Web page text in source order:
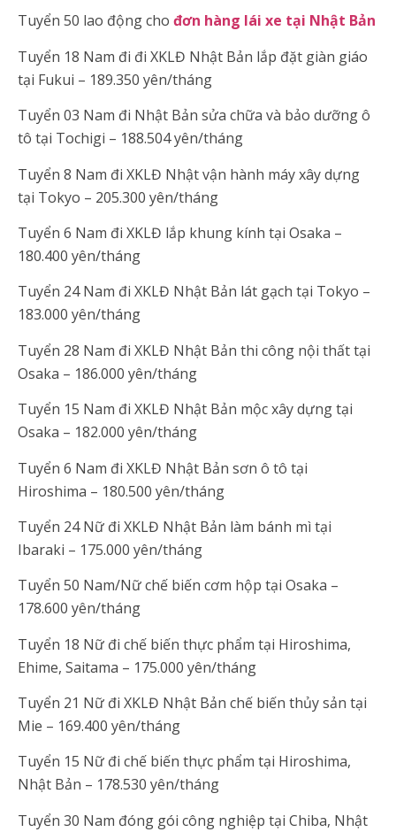
Tuyển 50 lao động cho đơn hàng lái xe tại Nhật Bản
Tuyển 18 Nam đi đi XKLĐ Nhật Bản lắp đặt giàn giáo
tại Fukui – 189.350 yên/tháng
Tuyển 03 Nam đi Nhật Bản sửa chữa và bảo dưỡng ô
tô tại Tochigi – 188.504 yên/tháng
Tuyển 8 Nam đi XKLĐ Nhật vận hành máy xây dựng
tại Tokyo – 205.300 yên/tháng
Tuyển 6 Nam đi XKLĐ lắp khung kính tại Osaka –
180.400 yên/tháng
Tuyển 24 Nam đi XKLĐ Nhật Bản lát gạch tại Tokyo –
183.000 yên/tháng
Tuyển 28 Nam đi XKLĐ Nhật Bản thi công nội thất tại
Osaka – 186.000 yên/tháng
Tuyển 15 Nam đi XKLĐ Nhật Bản mộc xây dựng tại
Osaka – 182.000 yên/tháng
Tuyển 6 Nam đi XKLĐ Nhật Bản sơn ô tô tại
Hiroshima – 180.500 yên/tháng
Tuyển 24 Nữ đi XKLĐ Nhật Bản làm bánh mì tại
Ibaraki – 175.000 yên/tháng
Tuyển 50 Nam/Nữ chế biến cơm hộp tại Osaka –
178.600 yên/tháng
Tuyển 18 Nữ đi chế biến thực phẩm tại Hiroshima,
Ehime, Saitama – 175.000 yên/tháng
Tuyển 21 Nữ đi XKLĐ Nhật Bản chế biến thủy sản tại
Mie – 169.400 yên/tháng
Tuyển 15 Nữ đi chế biến thực phẩm tại Hiroshima,
Nhật Bản – 178.530 yên/tháng
Tuyển 30 Nam đóng gói công nghiệp tại Chiba, Nhật